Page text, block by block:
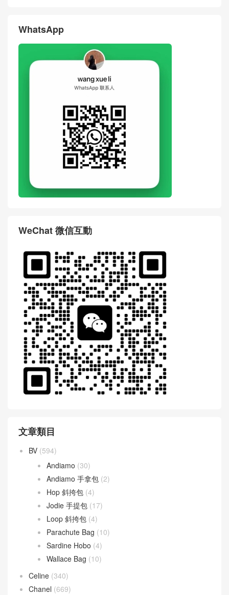
WhatsApp
WeChat 微信互動
文章類目
BV (594)
Andiamo (30)
Andiamo 手拿包 (2)
Hop 斜挎包 (4)
Jodie 手提包 (17)
Loop 斜挎包 (4)
Parachute Bag (10)
Sardine Hobo (4)
Wallace Bag (10)
Celine (340)
Chanel (669)